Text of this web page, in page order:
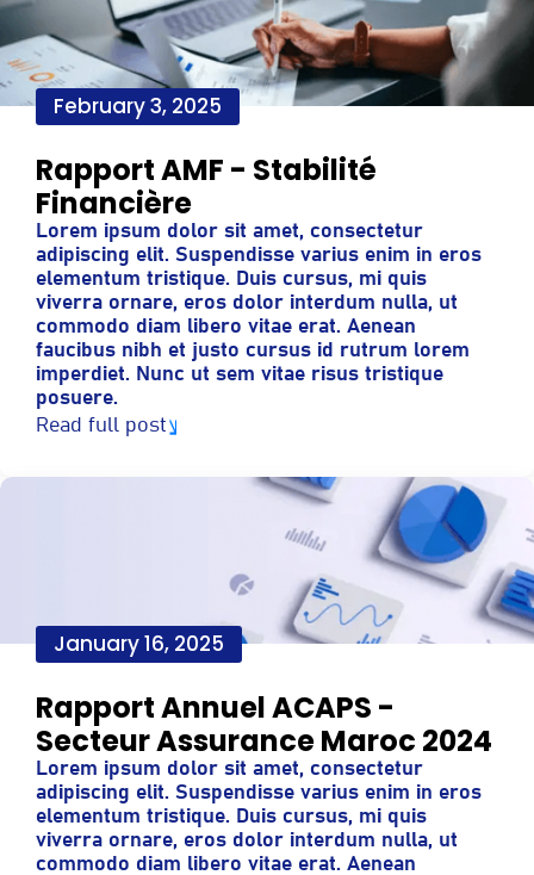
February 3, 2025
Rapport AMF - Stabilité
Financière
Lorem ipsum dolor sit amet, consectetur
adipiscing elit. Suspendisse varius enim in eros
elementum tristique. Duis cursus, mi quis
viverra ornare, eros dolor interdum nulla, ut
commodo diam libero vitae erat. Aenean
faucibus nibh et justo cursus id rutrum lorem
imperdiet. Nunc ut sem vitae risus tristique
posuere.
Read full post
January 16, 2025
Rapport Annuel ACAPS -
Secteur Assurance Maroc 2024
Lorem ipsum dolor sit amet, consectetur
adipiscing elit. Suspendisse varius enim in eros
elementum tristique. Duis cursus, mi quis
viverra ornare, eros dolor interdum nulla, ut
commodo diam libero vitae erat. Aenean